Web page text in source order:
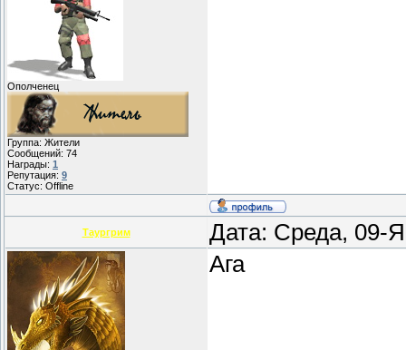
Ополченец
Группа: Жители
Сообщений: 74
Награды: 1
Репутация: 9
Статус: Offline
Таургрим Дата: Среда, 09-
Ага